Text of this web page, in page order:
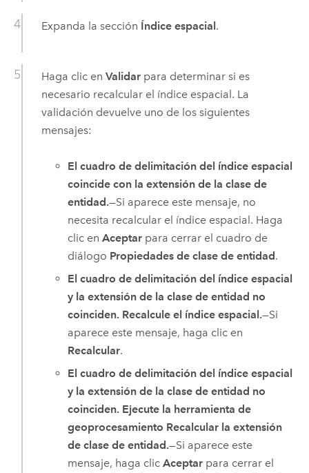
Expanda la sección Índice espacial.
Haga clic en Validarpara determinar si es
necesario recalcular el índice espacial. La
validación devuelve uno de los siguientes
mensajes:
El cuadro de delimitación del índice espacial
coincide con la extensión de la clase de
entidad.—Si aparece este mensaje, no
necesita recalcular el índice espacial. Haga
clic enAceptar para cerrar el cuadro de
diálogo Propiedades de clase de entidad.
El cuadro de delimitación del índice espacial
y la extensión de la clase de entidad no
coinciden. Recalcule el índice espacial.—Si
aparece este mensaje, haga clic en
Recalcular.
El cuadro de delimitación del índice espacial
y la extensión de la clase de entidad no
coinciden. Ejecute la herramienta de
geoprocesamiento Recalcular la extensión
de clase de entidad.—Si aparece este
mensaje, haga clicAceptar para cerrar el